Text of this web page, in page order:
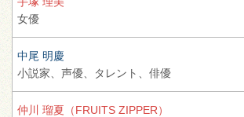
女優
中尾 明慶
小説家、 声優、 タレント、 俳優
仲川 瑠夏（FRUITS ZIPPER）